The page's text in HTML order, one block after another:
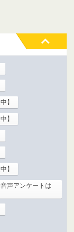
】
】
】
声アンケートは